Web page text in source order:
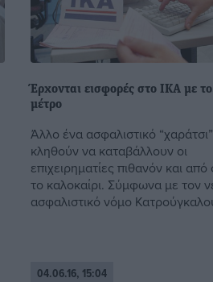
Έρχονται εισφορές στο ΙΚΑ με
μέτρο
Άλλο ένα ασφαλιστικό
κληθούν να καταβάλλουν οι
επιχειρηματίες πιθανόν και
το καλοκαίρι. Σύμφωνα με τον
ασφαλιστικό νόμο
04.06.16, 15:04